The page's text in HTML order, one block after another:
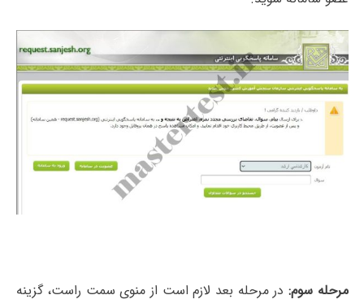
مرحله سوم: در مرحله بعد لازم است از منوی سمت راست، گزینه